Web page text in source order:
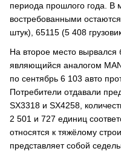
периода прошлого года. В
востребованными
штук), 65115 (5 408
На второе место вырвался
являющийся аналогом
по сентябрь 6 103 авто
Потребители отдавали
SX3318 и SX4258,
2 501 и 727 единиц
относятся к тяжёлому
представляет собой